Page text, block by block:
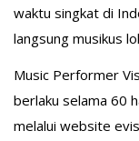
waktu singkat di
langsung musikus
Music Performer
berlaku selama 60
melalui website